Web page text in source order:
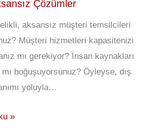
Çözümler
aksansız müşteri temsilcileri
Müşteri hizmetleri kapasitenizi
mı gerekiyor? İnsan kaynakları
boğuşuyorsunuz? Öyleyse, dış
yoluyla…
»